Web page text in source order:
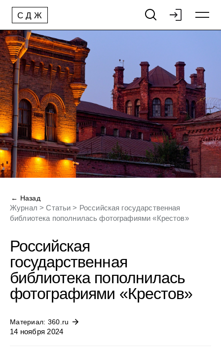
С Д Ж
← Назад
Журнал >Статьи > Российская государственная
библиотека пополнилась фотографиями «Крестов»
Российская
государственная
библиотека пополнилась
фотографиями «Крестов»
14 ноября 2024
Материал: 360.ru